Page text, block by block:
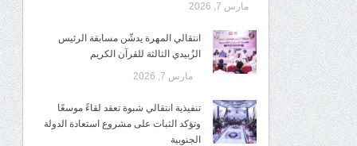
مارس 7, 2026
انتقالي المهرة يدشّن مسابقة الرئيس
الزُبيدي الثالثة للقرآن الكريم
مارس 7, 2026
تنفيذية انتقالي شبوة تعقد لقاءً موسعًا
وتؤكد الثبات على مشروع استعادة الدولة
الجنوبية